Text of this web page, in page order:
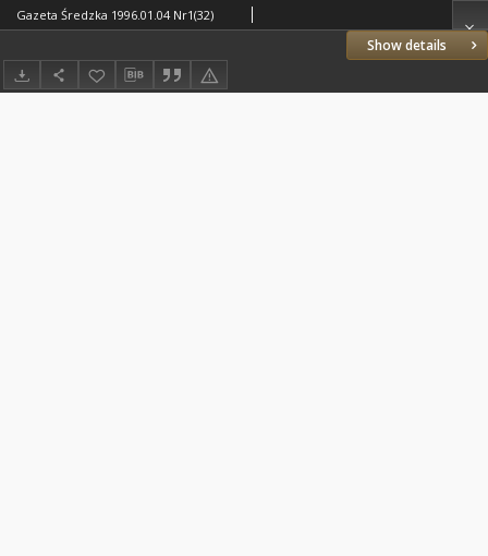
Show details
Gazeta Średzka 1996.01.04 Nr1(32)